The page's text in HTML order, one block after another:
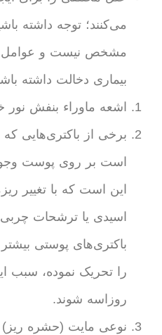
می‌کنند؛ توجه داشته
مشخص نیست و عوامل
بیماری دخالت داشته
اشعه ماوراء بنفش نور
برخی از باکتری‌هایی
است بر روی پوست وجود
این است که با تغییر
اسیدی یا ترشحات
باکتری‌های پوستی
را تحریک نموده، سبب
روزاسه شوند.
نوعی مایت (حشره ریز)